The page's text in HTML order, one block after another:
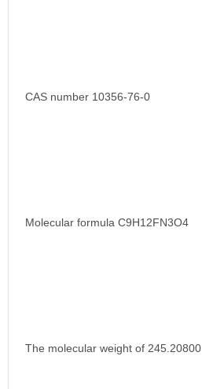
CAS number 10356-76-0
Molecular formula C9H12FN3O4
The molecular weight of 245.20800